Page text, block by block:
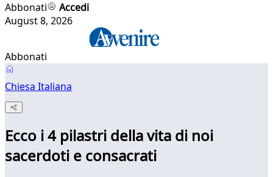
Abbonati
Accedi
August 8, 2026
Abbonati
Chiesa Italiana
Ecco i 4 pilastri della vita di noi
sacerdoti e consacrati